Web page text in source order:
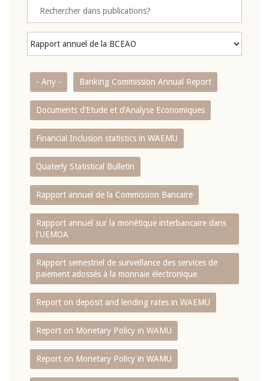
- Any - Banking Commission Annual Report
Documents d’Etude et d’Analyse Economiques
Financial Inclusion statistics in WAEMU
Quaterly Statistical Bulletin
Rapport annuel de la Commission Bancaire
Rapport annuel sur la monétique interbancaire dans
l'UEMOA
Rapport semestriel de surveillance des services de
paiement adossés à la monnaie électronique
Report on deposit and lending rates in WAEMU
Report on Monetary Policy in WAMU
Report on Monetary Policy in WAMU